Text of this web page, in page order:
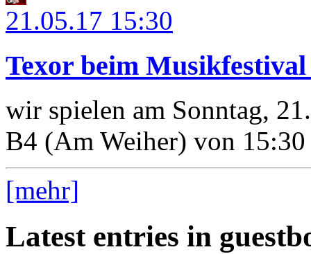
21.05.17 15:30
Texor beim
wir spielen am Sonntag,
B4 (Am Weiher) von
[mehr]
Latest entries in